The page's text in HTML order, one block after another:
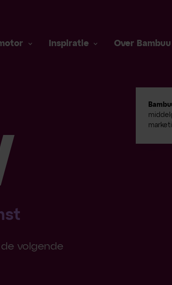
Inspiratie Over Bambuu
volgende